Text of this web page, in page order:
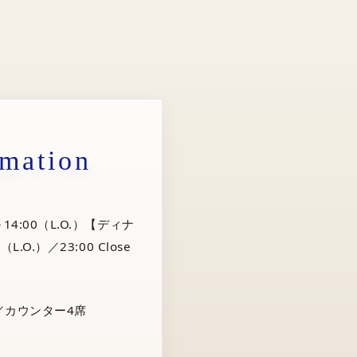
（L.O.）【ディナ
L.O.）／23:00 Close
ウンター4席